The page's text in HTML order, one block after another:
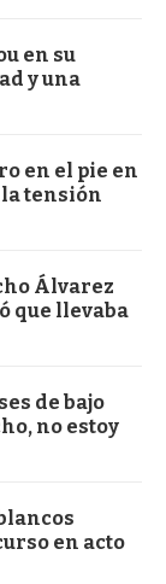
en su
y una
en el pie en
tensión
Álvarez
que llevaba
de bajo
no estoy
en acto